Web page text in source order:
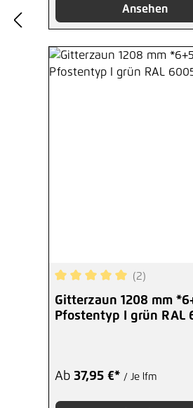
Ansehen
Durchschnittliche
(2)
Gitterzaun 1208 mm
Pfostentyp I grün RAL
Ab 37,95 €* / Je lfm